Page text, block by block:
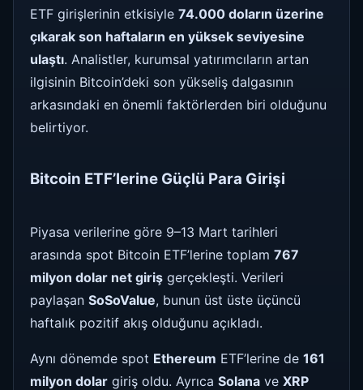
ETF girişlerinin etkisiyle 74.000 doların üzerine
çıkarak son haftaların en yüksek seviyesine
ulaştı. Analistler, kurumsal yatırımcıların artan
ilgisinin Bitcoin’deki son yükseliş dalgasının
arkasındaki en önemli faktörlerden biri olduğunu
belirtiyor.
Bitcoin ETF’lerine Güçlü Para Girişi
Piyasa verilerine göre 9–13 Mart tarihleri
arasında spot Bitcoin ETF’lerine toplam 767
milyon dolar net giriş gerçekleşti. Verileri
paylaşan SoSoValue, bunun üst üste üçüncü
haftalık pozitif akış olduğunu açıkladı.
Aynı dönemde spot Ethereum ETF’lerine de 161
milyon dolar giriş oldu. Ayrıca Solana ve XRP